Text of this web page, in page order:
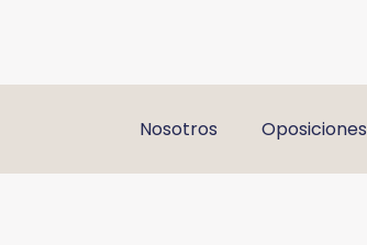
Nosotros
Oposiciones